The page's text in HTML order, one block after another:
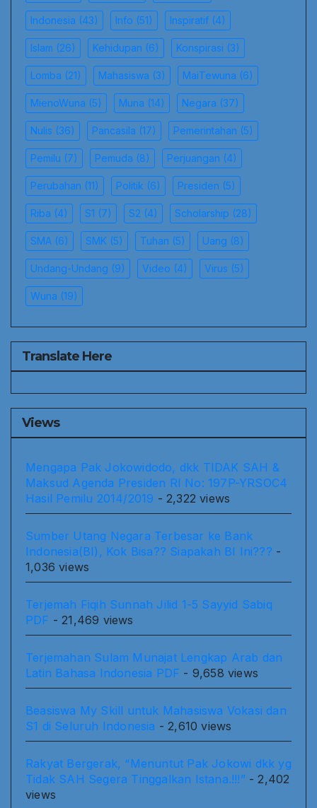
Indonesia (43) Info (51) Inspiratif (4)
Islam (26) Kehidupan (6) Konspirasi (3)
Lomba (21) Mahasiswa (3) MaiTewuna (6)
MienoWuna (5) Muna (14) Negara (37)
Nulis (36) Pancasila (17) Pemerintahan (5)
Pemilu (7) Pemuda (8) Perjuangan (4)
Perubahan (11) Politik (6) Presiden (5)
Riba (4) S1 (7) S2 (4) Scholarship (28)
SMA (6) SMK (5) Tuhan (5) Uang (8)
Undang-Undang (9) Video (4) Virus (5)
Wuna (19)
Translate Here
Views
Mengapa Pak Jokowidodo, dkk TIDAK SAH &
Maksud Agenda Presiden RI No: 197P-YRSOC4
Hasil Pemilu 2014/2019 - 2,322 views
Sumber Utang Negara Terbesar ke Bank
Indonesia(BI), Kok Bisa?? Siapakah BI Ini??? -
1,036 views
Terjemah Fiqih Sunnah Jilid 1-5 Sayyid Sabiq
PDF - 21,469 views
Terjemahan Sulam Munajat Lengkap Arab dan
Latin Bahasa Indonesia PDF - 9,658 views
Beasiswa My Skill untuk Mahasiswa Vokasi dan
S1 di Seluruh Indonesia - 2,610 views
Rakyat Bergerak, “Menuntut Pak Jokowi dkk yg
Tidak SAH Segera Tinggalkan Istana.!!!” - 2,402
views